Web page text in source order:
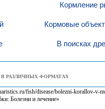
Кормление
Кормовые
В поисках
РАЗЛИЧНЫХ ФОРМАТАХ